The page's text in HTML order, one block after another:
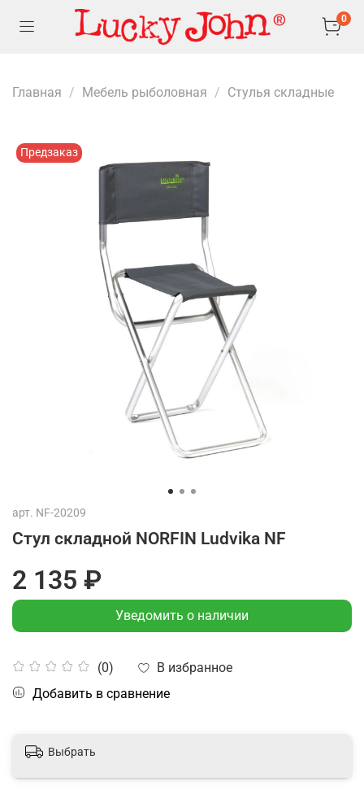
0
Главная Мебель рыболовная Стулья складные
Предзаказ
арт. NF-20209
Стул складной NORFIN Ludvika NF
(0)
В избранное
Добавить в сравнение
2 135 ₽
Уведомить о наличии
Выбрать